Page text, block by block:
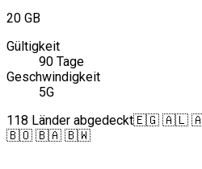
20 GB
Gültigkeit
90 Tage
Geschwindigkeit
5G
118 Länder abgedeckt🇪🇬 🇦🇱
🇧🇴 🇧🇦 🇧🇼